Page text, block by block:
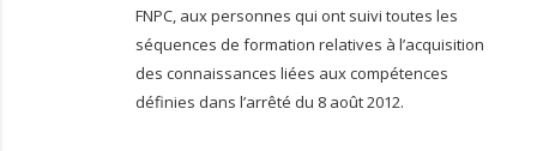
FNPC, aux personnes qui ont suivi toutes les
séquences de formation relatives à l’acquisition
des connaissances liées aux compétences
définies dans l’arrêté du 8 août 2012.